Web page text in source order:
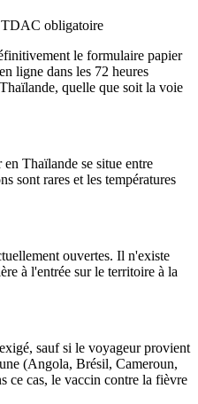
TDAC obligatoire
le formulaire papier
ligne dans les 72 heures
quelle que soit la voie
Thaïlande se situe entre
sont rares et les températures
ouvertes. Il n'existe
à l'entrée sur le territoire à la
sauf si le voyageur provient
(Angola, Brésil, Cameroun,
ce cas, le vaccin contre la fièvre